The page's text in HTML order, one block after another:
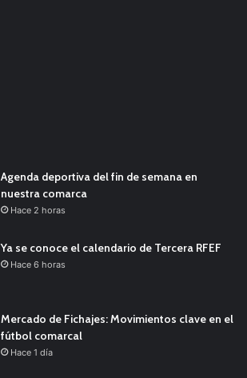
Agenda deportiva del fin de semana en
nuestra comarca
Hace 2 horas
Ya se conoce el calendario de Tercera RFEF
Hace 6 horas
Mercado de Fichajes: Movimientos clave en el
fútbol comarcal
Hace 1 día